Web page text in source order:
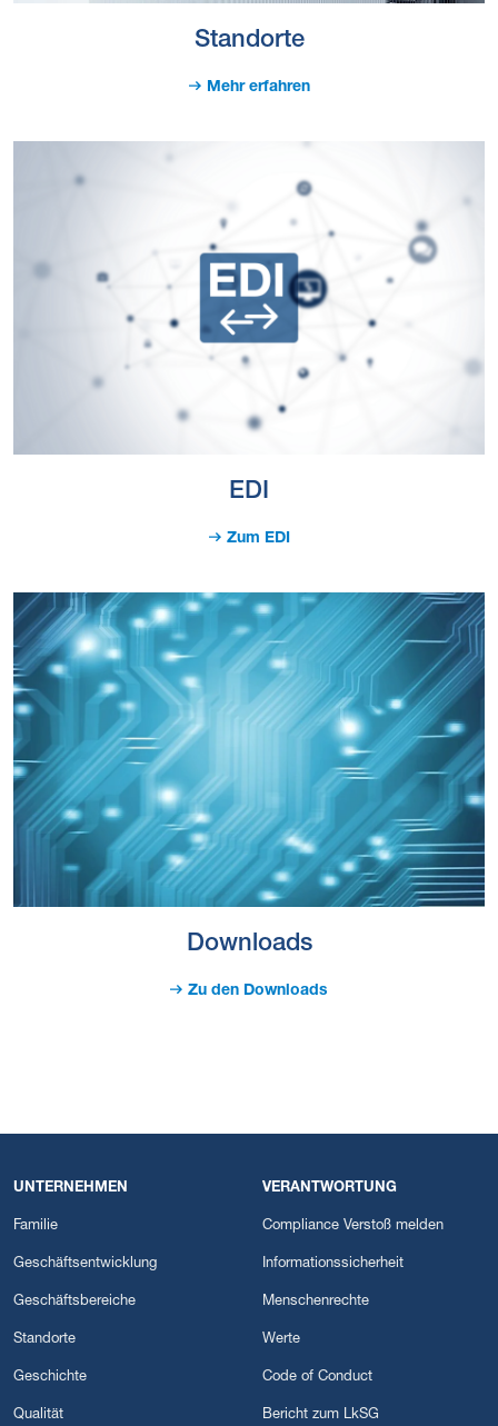
Standorte
Mehr erfahren
EDI
Zum EDI
Downloads
Zu den Downloads
UNTERNEHMEN
Familie
Geschäftsentwicklung
Geschäftsbereiche
Standorte
Geschichte
Qualität
VERANTWORTUNG
Compliance Verstoß melden
Informationssicherheit
Menschenrechte
Werte
Code of Conduct
Bericht zum LkSG